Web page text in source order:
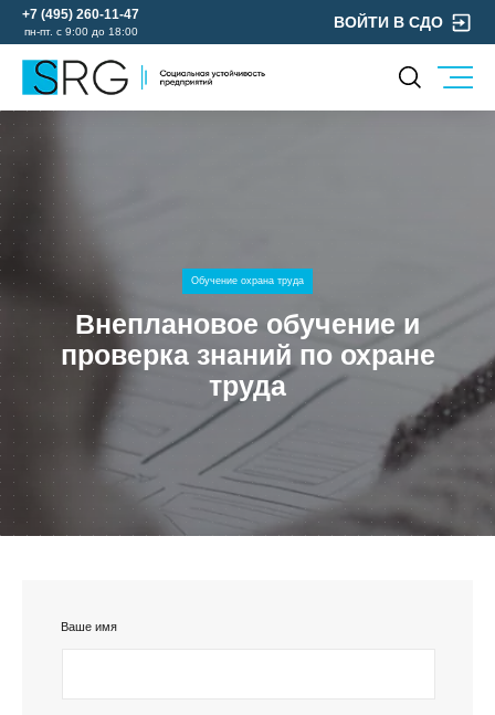
+7 (495) 260-11-47
пн-пт. с 9:00 до 18:00
ВОЙТИ В СДО
КОМПАНИЯ
О нас
Руководство
Лицензии и аккредитации
Пресс-центр
КОНТАКТЫ
МЕРОПРИЯТИЯ
БЛОГ
Карьера
Мы в социальных сетях
Обучение охрана труда
Внеплановое обучение и
проверка знаний по охране
труда
Ваше имя